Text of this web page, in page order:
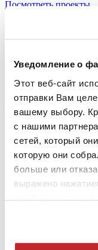
Уведомление о
Этот веб-сайт
отправки Вам
вашему выбору.
с нашими
сетей, который
которую они
больше или
выражено
профилирующих
Посмотреть проекты